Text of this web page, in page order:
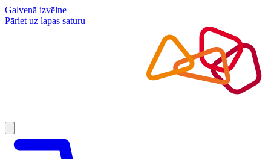
Galvenā izvēlne
Pāriet uz lapas saturu